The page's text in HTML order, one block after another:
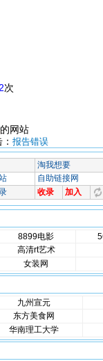
次
的网站
报告错误
8899电影
高清rt艺术
女装网
九州宣元
东方美食网
华南理工大学